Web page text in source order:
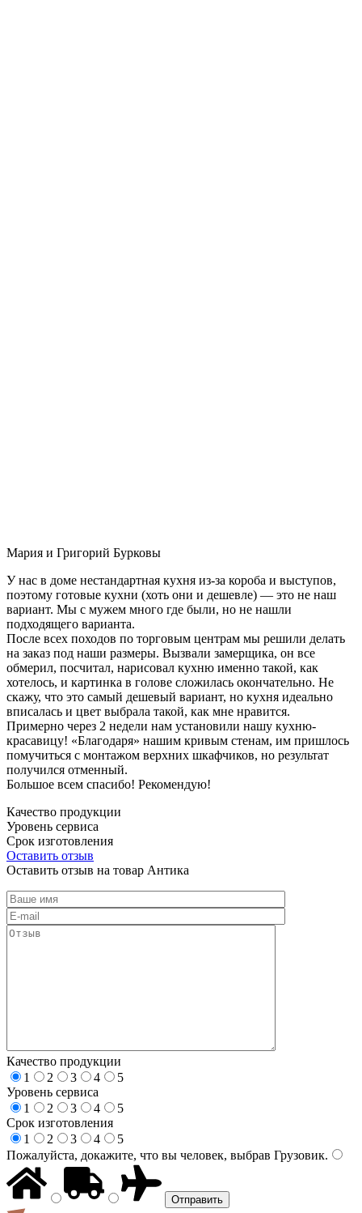
Мария и Григорий Бурковы
У нас в доме нестандартная кухня из-за короба и выступов,
поэтому готовые кухни (хоть они и дешевле) — это не наш
вариант. Мы с мужем много где были, но не нашли
подходящего варианта.
После всех походов по торговым центрам мы решили делать
на заказ под наши размеры. Вызвали замерщика, он все
обмерил, посчитал, нарисовал кухню именно такой, как
хотелось, и картинка в голове сложилась окончательно. Не
скажу, что это самый дешевый вариант, но кухня идеально
вписалась и цвет выбрала такой, как мне нравится.
Примерно через 2 недели нам установили нашу кухню-
красавицу! «Благодаря» нашим кривым стенам, им пришлось
помучиться с монтажом верхних шкафчиков, но результат
получился отменный.
Большое всем спасибо! Рекомендую!
Качество продукции
Уровень сервиса
Срок изготовления
Оставить отзыв
Оставить отзыв на товар Антика
Качество продукции
1
2 3 4
5
Уровень сервиса
1
2 3 4
5
Срок изготовления
1
2 3 4
5
Пожалуйста, докажите, что вы человек, выбрав Грузовик.